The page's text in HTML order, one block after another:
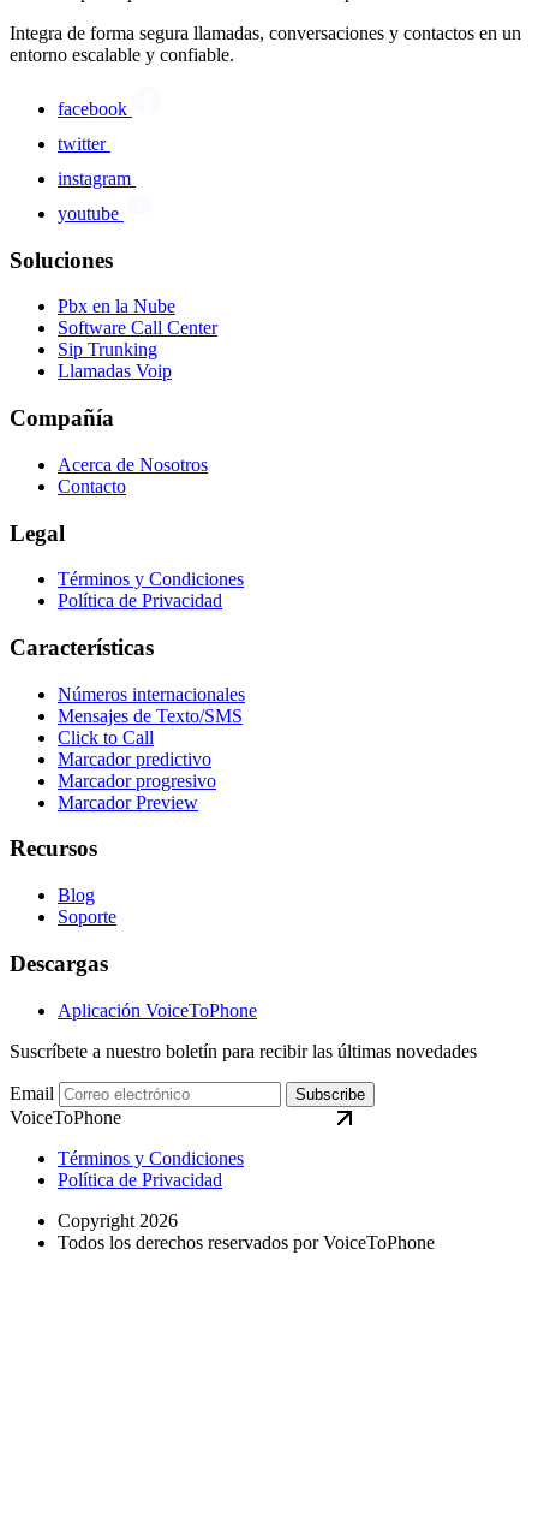
Integra de forma segura llamadas, conversaciones y contactos en un
entorno escalable y confiable.
facebook
twitter
instagram
youtube
Soluciones
Pbx en la Nube
Software Call Center
Sip Trunking
Llamadas Voip
Compañía
Acerca de Nosotros
Contacto
Legal
Términos y Condiciones
Política de Privacidad
Características
Números internacionales
Mensajes de Texto/SMS
Click to Call
Marcador predictivo
Marcador progresivo
Marcador Preview
Recursos
Blog
Soporte
Descargas
Aplicación VoiceToPhone
Suscríbete a nuestro boletín para recibir las últimas novedades
Email Subscribe
VoiceToPhone
Términos y Condiciones
Política de Privacidad
Copyright 2026
Todos los derechos reservados por VoiceToPhone